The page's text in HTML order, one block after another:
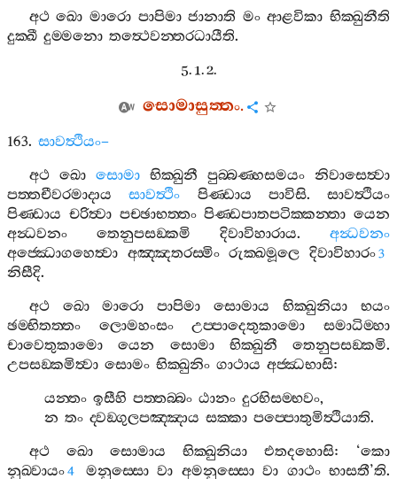
අථ ඛො මාරො පාපිමා ජානාති මං ආළවිකා භික‍්ඛුනීති
දුක‍්ඛී දුම‍්මනො තත්‍ථෙවන‍්තරධායීති.
5. 1. 2.
සොමාසුත‍්තං.
163. සාවත්‍ථියං–
අථ ඛො සොමා භික‍්ඛුනී පුබ‍්බණ‍්හසමයං නිවාසෙත්‍වා
පත‍්තචීවරමාදාය
සාවත්‍ථිං පිණ‍්ඩාය පාවිසි. සාවත්‍ථියං
පිණ‍්ඩාය චරිත්‍වා පච‍්ඡාභත‍්තං පිණ‍්ඩපාතපටික‍්කන‍්තා යෙන
අන්‍ධවනං
තෙනුපසඞ‍්කමි දිවාවිහාරාය. අන්‍ධවනං
අජ‍්ඣොගහෙත්‍වා අඤ‍්ඤතරස‍්මිං රුක‍්ඛමූලෙ දිවාවිහාරං 3
නිසීදි.
අථ
ඛො මාරො පාපිමා සොමාය භික‍්ඛුනියා
භයං
ඡම‍්භිතත‍්තං
ලොමහංසං උප‍්පාදෙතුකාමො
සමාධිම‍්හා
චාවෙතුකාමො
යෙන සොමා භික‍්ඛුනී තෙනුපසඞ‍්කමි.
උපසඞ‍්කමිත්‍වා සොමං භික‍්ඛුනිං ගාථාය අජ‍්ඣභාසි:
යන‍්තං ඉසීහි පත‍්තබ‍්බං ඨානං දුරභිසම‍්භවං,
න තං ද‍්වඞ‍්ගුලපඤ‍්ඤාය සක‍්කා පප‍්පොතුමිත්‍ථියාති.
අථ
ඛො සොමාය භික‍්ඛුනියා එතදහොසි: ‘කො
නුඛ‍්වායං4 මනුස‍්සො වා අමනුස‍්සො වා ගාථං භාසතී’ති.